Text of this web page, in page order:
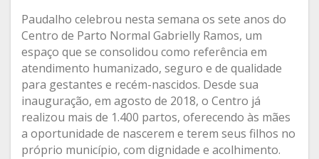
Paudalho celebrou nesta semana os sete anos do
Centro de Parto Normal Gabrielly Ramos, um
espaço que se consolidou como referência em
atendimento humanizado, seguro e de qualidade
para gestantes e recém-nascidos. Desde sua
inauguração, em agosto de 2018, o Centro já
realizou mais de 1.400 partos, oferecendo às mães
a oportunidade de nascerem e terem seus filhos no
próprio município, com dignidade e acolhimento.